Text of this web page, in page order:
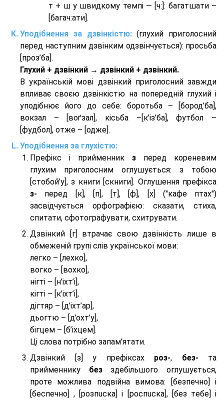
т + ш у швидкому темпі — [ч:]: багатшати –
[багач:ати].
Уподібнення за дзвінкістю:(глухий приголосний
перед наступним дзвінким одзвінчується): просьба
[проз’ба].
Глухий + дзвінкий → дзвінкий + дзвінкий.
В українській мові дзвінкий приголосний завжди
впливає своєю дзвінкістю на попередній глухий і
уподібнює його до себе: боротьба – [бород’ба],
вокзал – [воґзал], кісьба –[к’із’ба], футбол –
[фудбол], отже – [одже].
Уподібнення за глухістю:
Префікс і прийменник з перед кореневим
глухим приголосним оглушується: з тобою
[стобой’у], з книги [скниги]. Оглушення префікса
з- перед [к], [п], [т], [ф], [х] ("кафе птах")
засвідчується орфографією: сказати, стиха,
спитати, сфотографувати, схитрувати.
Дзвінкий [г] втрачає свою дзвінкість лише в
обмеженій групі слів української мови:
легко – [лехко],
вогко – [вохко],
нігті – [н’іхт’і],
кігті – [к’іхт’і],
дігтяр – [д’іхт’ар],
дьогтю – [д’охт’у],
бігцем – [б’іхцем].
Ці слова потрібно запам’ятати.
Дзвінкий [з] у префіксах роз-, без- та
прийменнику безздебільшого оглушується,
проте можлива подвійна вимова: [безпeчно] і
[беспeчно] , [розпuска] і [роспuска], [без тeбе] і